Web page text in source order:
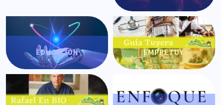
EDUCACIÓN EMPRETUY